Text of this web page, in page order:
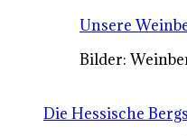
Unsere
Bilder:
Die Hessische